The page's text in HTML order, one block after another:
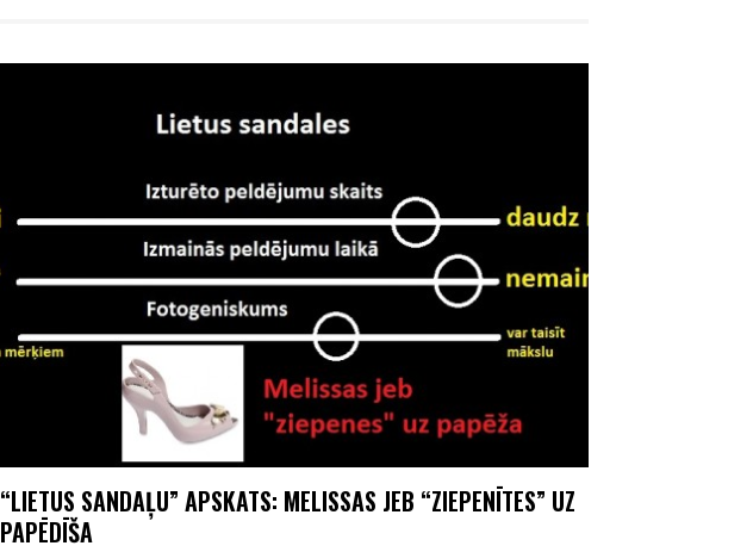
“LIETUS SANDAĻU” APSKATS: MELISSAS JEB “ZIEPENĪTES” UZ
PAPĒDĪŠA